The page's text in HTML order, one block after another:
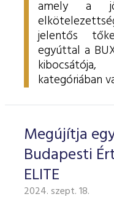
amely a
jelentős
egyúttal a
kategóriában
Megújítja
Budapesti
ELITE
2024. szept. 18.